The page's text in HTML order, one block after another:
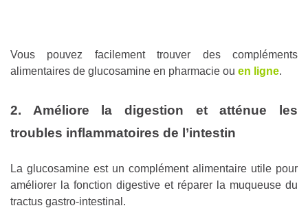
Vous pouvez facilement trouver des compléments
alimentaires de glucosamine en pharmacie ou en ligne.
2. Améliore la digestion et atténue les
troubles inflammatoires de l’intestin
La glucosamine est un complément alimentaire utile pour
améliorer la fonction digestive et réparer la muqueuse du
tractus gastro-intestinal.